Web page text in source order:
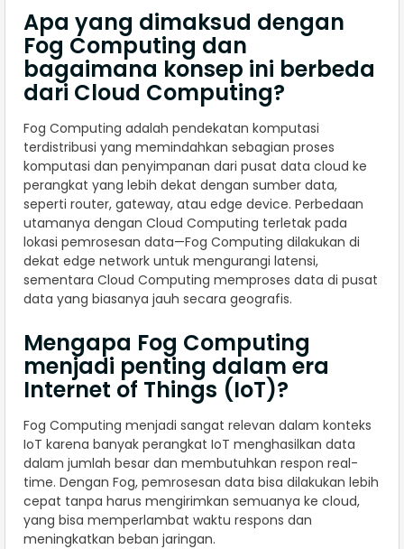
Apa yang dimaksud dengan
Fog Computing dan
bagaimana konsep ini berbeda
dari Cloud Computing?
Fog Computing adalah pendekatan komputasi
terdistribusi yang memindahkan sebagian proses
komputasi dan penyimpanan dari pusat data cloud ke
perangkat yang lebih dekat dengan sumber data,
seperti router, gateway, atau edge device. Perbedaan
utamanya dengan Cloud Computing terletak pada
lokasi pemrosesan data—Fog Computing dilakukan di
dekat edge network untuk mengurangi latensi,
sementara Cloud Computing memproses data di pusat
data yang biasanya jauh secara geografis.
Mengapa Fog Computing
menjadi penting dalam era
Internet of Things (IoT)?
Fog Computing menjadi sangat relevan dalam konteks
IoT karena banyak perangkat IoT menghasilkan data
dalam jumlah besar dan membutuhkan respon real-
time. Dengan Fog, pemrosesan data bisa dilakukan lebih
cepat tanpa harus mengirimkan semuanya ke cloud,
yang bisa memperlambat waktu respons dan
meningkatkan beban jaringan.